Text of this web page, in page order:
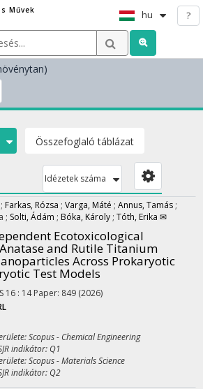
Művek
hu ?
Összefoglaló táblázat
Idézetek száma
; Farkas, Rózsa ; Varga, Máté ; Annus, Tamás ;
; Solti, Ádám ; Bóka, Károly ; Tóth, Erika ✉
Ecotoxicological
and Rutile Titanium
Across Prokaryotic
Test Models
16 : 14 Paper: 849 (2026)
Scopus - Chemical Engineering
indikátor: Q1
Scopus - Materials Science
indikátor: Q2